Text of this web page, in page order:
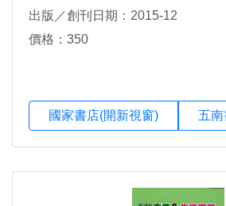
出版／創刊日期：2015-12
價格：350
國家書店(開新視窗) 五